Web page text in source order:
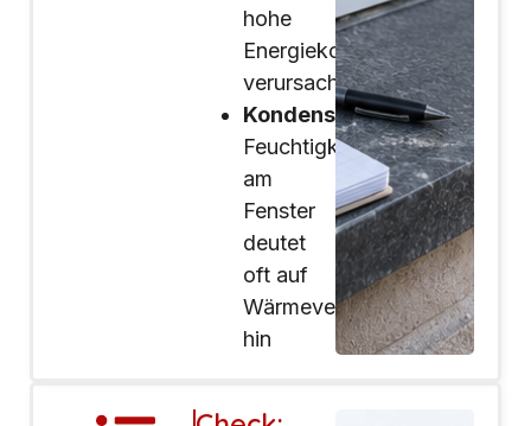
hohe
Energiekosten
verursachen
Kondenswasser:
Feuchtigkeit
am
Fenster
deutet
oft auf
Wärmeverluste
hin